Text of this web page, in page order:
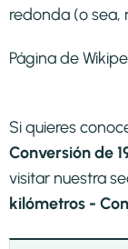
redonda (o sea,
Página de
Si quieres
Conversión de
visitar nuestra
kilómetros -